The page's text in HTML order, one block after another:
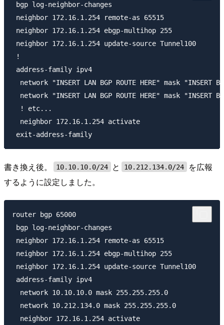
bgp log-neighbor-changes
neighbor 172.16.1.254 remote-as 65515
neighbor 172.16.1.254 ebgp-multihop 255
neighbor 172.16.1.254 update-source Tunnel100
!
address-family ipv4
network "INSERT LAN BGP ROUTE HERE" mask "INSERT
network "INSERT LAN BGP ROUTE HERE" mask "INSERT
  ! etc...
  neighbor 172.16.1.254 activate
書き換え後。 10.10.10.0/24 と 10.212.134.0/24
を広報
するように設定しました。
router bgp 65000
bgp log-neighbor-changes
neighbor 172.16.1.254 remote-as 65515
neighbor 172.16.1.254 ebgp-multihop 255
neighbor 172.16.1.254 update-source Tunnel100
address-family ipv4
  network 10.10.10.0 mask 255.255.255.0
  network 10.212.134.0 mask 255.255.255.0
  neighbor 172.16.1.254 activate